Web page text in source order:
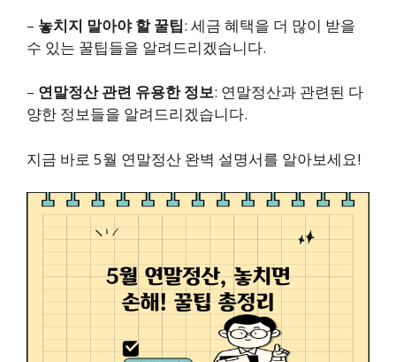
– 놓치지 말아야 할 꿀팁: 세금 혜택을 더 많이 받을
수 있는 꿀팁들을 알려드리겠습니다.
– 연말정산 관련 유용한 정보: 연말정산과 관련된 다
양한 정보들을 알려드리겠습니다.
지금 바로 5월 연말정산 완벽 설명서를 알아보세요!